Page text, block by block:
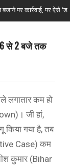
पर कार्रवाई, पर ऐसे ‘डबल
6 से 2 बजे तक
लगातार कम हो
जी हां,
गया है, तब
Case) कम
कुमार (Bihar